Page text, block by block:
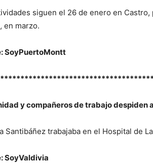
siguen el 26 de enero en
en marzo.
SoyPuertoMontt
y compañeros de trabajo despiden
Santibáñez trabajaba en el Hospital de
SoyValdivia